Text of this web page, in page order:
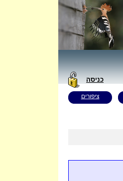
כניסה
ציפורים